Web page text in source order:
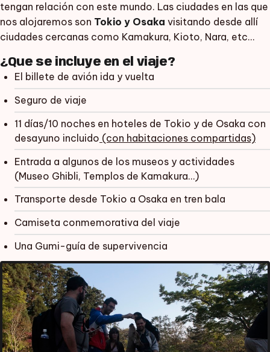
tengan relación con este mundo. Las ciudades en las que
nos alojaremos son Tokio y Osaka visitando desde allí
ciudades cercanas como Kamakura, Kioto, Nara, etc…
¿Que se incluye en el viaje?
El billete de avión ida y vuelta
Seguro de viaje
11 días/10 noches en hoteles de Tokio y de Osaka con
desayuno incluido (con habitaciones compartidas)
Entrada a algunos de los museos y actividades
(Museo Ghibli, Templos de Kamakura…)
Transporte desde Tokio a Osaka en tren bala
Camiseta conmemorativa del viaje
Una Gumi-guía de supervivencia